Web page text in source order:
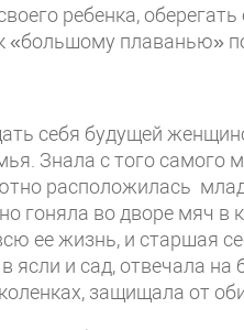
ребенка, оберегать
«большому плаванью»
себя будущей
Знала с того самого
расположилась
гоняла во дворе мяч в
ее жизнь, и старшая
и сад, отвечала на
защищала от